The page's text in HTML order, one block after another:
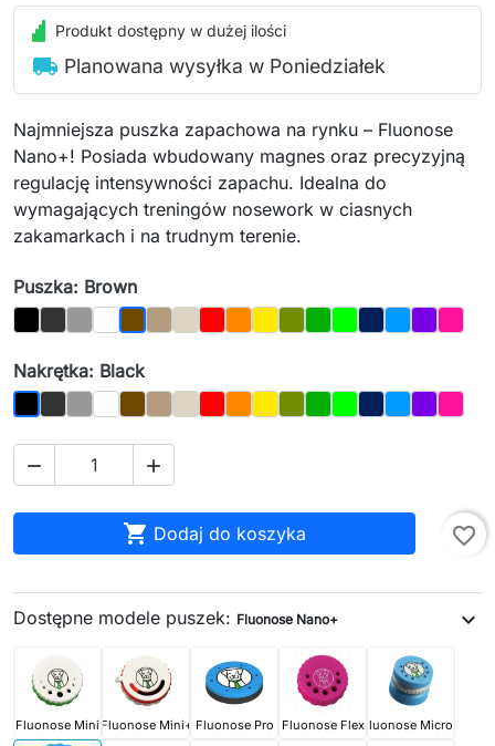
Produkt dostępny w dużej ilości
local_shipping Planowana wysyłka w Poniedziałek
Najmniejsza puszka zapachowa na rynku – Fluonose
Nano+! Posiada wbudowany magnes oraz precyzyjną
regulację intensywności zapachu. Idealna do
wymagających treningów nosework w ciasnych
zakamarkach i na trudnym terenie.
Puszka: Brown
BlackGraphite
GrayWhiteBrown
OakBoneRedOrange
Yellow
OliveDark_Green
Light_Green
Night_Sky
BluePurple
Nakrętka: Black
BlackGraphite
GrayWhiteBrown
OakBoneRedOrange
Yellow
OliveDark_Green
Light_Green
Night_Sky
BluePurple
 
 Dodaj do koszyka favorite_border
Dostępne modele puszek: Fluonose Nano+ expand_more
Fluonose Mini Fluonose Mini+ Fluonose Pro Fluonose FlexFluonose Micro+